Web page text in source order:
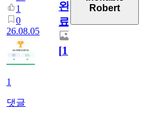
1
0
26.08.05
1
댓글
완
료
[1]
Robert